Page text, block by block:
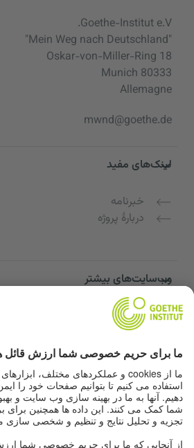
Goethe-Institut e.V.
"Mein Weg nach Deutschland"
Oskar-von-Miller-Ring 18
80333 Munich
Allemagne
mwnd@goethe.de
لینک‌های مفید
خبرنامه
دربارهٔ پروژه
وب‌سایت‌های بیشتر
Community “Deutsch für dich”
تمرین زبان آلمانی به صورت رایگان
دوره‌های زبان آلمانی مؤسسه گوته
پورتال معلمان "Deutschstunde"
حریم خصوصی و دسترسی‌پذیری